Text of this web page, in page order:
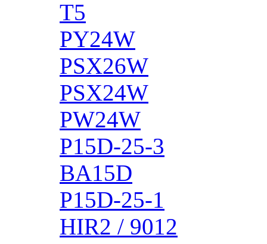
T5
PY24W
PSX26W
PSX24W
PW24W
P15D-25-3
BA15D
P15D-25-1
HIR2 / 9012